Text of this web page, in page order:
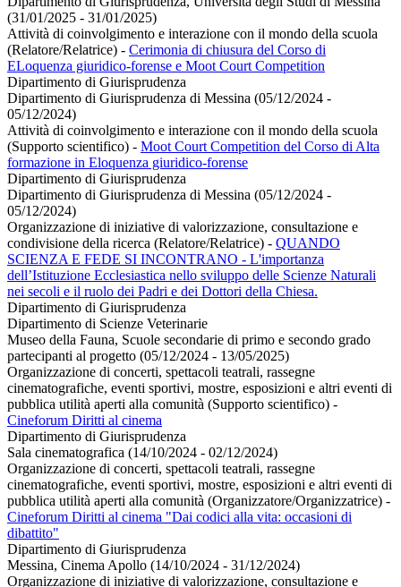
(31/01/2025 - 31/01/2025)
Attività di coinvolgimento e interazione con il mondo della scuola
(Relatore/Relatrice) - Cerimonia di chiusura del Corso di
ELoquenza giuridico-forense e Moot Court Competition
Dipartimento di Giurisprudenza
Dipartimento di Giurisprudenza di Messina (05/12/2024 -
05/12/2024)
Attività di coinvolgimento e interazione con il mondo della scuola
(Supporto scientifico) - Moot Court Competition del Corso di Alta
formazione in Eloquenza giuridico-forense
Dipartimento di Giurisprudenza
Dipartimento di Giurisprudenza di Messina (05/12/2024 -
05/12/2024)
Organizzazione di iniziative di valorizzazione, consultazione e
condivisione della ricerca (Relatore/Relatrice) - QUANDO
SCIENZA E FEDE SI INCONTRANO - L'importanza
dell’Istituzione Ecclesiastica nello sviluppo delle Scienze Naturali
nei secoli e il ruolo dei Padri e dei Dottori della Chiesa.
Dipartimento di Giurisprudenza
Dipartimento di Scienze Veterinarie
Museo della Fauna, Scuole secondarie di primo e secondo grado
partecipanti al progetto (05/12/2024 - 13/05/2025)
Organizzazione di concerti, spettacoli teatrali, rassegne
cinematografiche, eventi sportivi, mostre, esposizioni e altri eventi di
pubblica utilità aperti alla comunità (Supporto scientifico) -
Cineforum Diritti al cinema
Dipartimento di Giurisprudenza
Sala cinematografica (14/10/2024 - 02/12/2024)
Organizzazione di concerti, spettacoli teatrali, rassegne
cinematografiche, eventi sportivi, mostre, esposizioni e altri eventi di
pubblica utilità aperti alla comunità (Organizzatore/Organizzatrice) -
Cineforum Diritti al cinema "Dai codici alla vita: occasioni di
dibattito"
Dipartimento di Giurisprudenza
Messina, Cinema Apollo (14/10/2024 - 31/12/2024)
Organizzazione di iniziative di valorizzazione, consultazione e